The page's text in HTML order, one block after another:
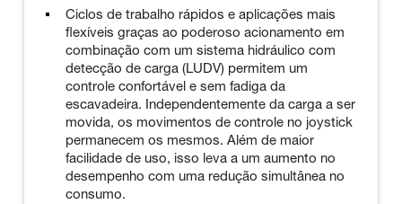
Ciclos de trabalho rápidos e aplicações mais
flexíveis graças ao poderoso acionamento em
combinação com um sistema hidráulico com
detecção de carga (LUDV) permitem um
controle confortável e sem fadiga da
escavadeira. Independentemente da carga a ser
movida, os movimentos de controle no joystick
permanecem os mesmos. Além de maior
facilidade de uso, isso leva a um aumento no
desempenho com uma redução simultânea no
consumo.